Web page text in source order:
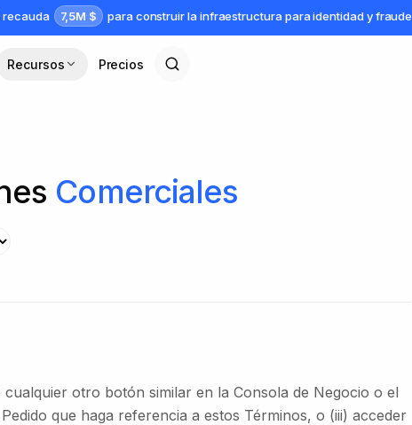
recauda 7,5M $ para construir la infraestructura para identidad y fraude
Recursos Precios
Comerciales
cualquier otro botón similar en la Consola de Negocio o el
que haga referencia a estos Términos, o (iii) acceder